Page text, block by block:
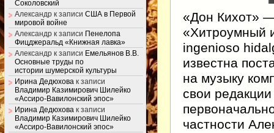
«Дон Кихот»
«Хитроумный
ingenioso
известна
на музыку
свои
частности
Соколовский
Александр к записи США в Первой
мировой войне
Александр к записи Пенелопа
Фицджеральд «Книжная лавка»
Александр к записи Емельянов В.В.
Основные труды по
истории шумерской культуры
Ирина Дедюхова к записи
Владимир Казимирович Шилейко
«Ассиро-Вавилонский эпос»
Ирина Дедюхова к записи
Владимир Казимирович Шилейко
«Ассиро-Вавилонский эпос»